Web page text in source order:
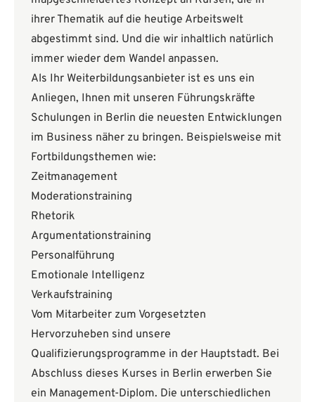
ihrer Thematik auf die heutige Arbeitswelt
abgestimmt sind. Und die wir inhaltlich natürlich
immer wieder dem Wandel anpassen.
Als Ihr Weiterbildungsanbieter ist es uns ein
Anliegen, Ihnen mit unseren Führungskräfte
Schulungen in Berlin die neuesten Entwicklungen
im Business näher zu bringen. Beispielsweise mit
Fortbildungsthemen wie:
Zeitmanagement
Moderationstraining
Rhetorik
Argumentationstraining
Personalführung
Emotionale Intelligenz
Verkaufstraining
Vom Mitarbeiter zum Vorgesetzten
Hervorzuheben sind unsere
Qualifizierungsprogramme in der Hauptstadt. Bei
Abschluss dieses Kurses in Berlin erwerben Sie
ein Management-Diplom. Die unterschiedlichen